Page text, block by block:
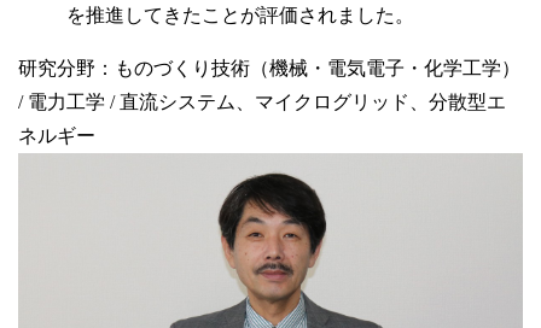
を推進してきたことが評価されました。
研究分野：ものづくり技術（機械・電気電子・化学工学）
/ 電力工学 / 直流システム、マイクログリッド、分散型エ
ネルギー